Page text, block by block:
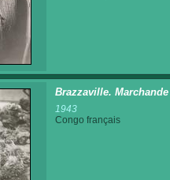
Brazzaville.
1943
Congo français